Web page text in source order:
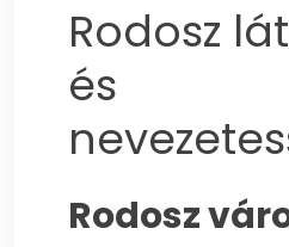
Rodosz
és
Rodosz